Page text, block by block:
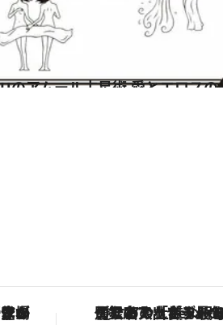
ヴァシュロン・コンスタンタン「オーヴァーシーズ・オートマティック」。旅愛好家のお気に入りコレクションから、ジェンダーレスな新作が登場